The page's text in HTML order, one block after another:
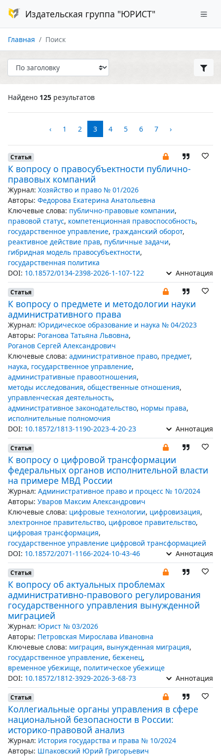
Издательская группа "ЮРИСТ"
Главная Поиск
Найдено 125 результатов
‹ 1 2 3 4 5 6 7 ›
Статья
К вопросу о правосубъектности публично-
правовых компаний
Журнал: Хозяйство и право № 01/2026
Авторы: Федорова Екатерина Анатольевна
Ключевые слова: публично-правовые компании,
правовой статус, компетенционная правоспособность,
государственное управление, гражданский оборот,
реактивное действие прав, публичные задачи,
гибридная модель правосубъектности,
государственная политика
DOI: 10.18572/0134-2398-2026-1-107-122 Аннотация
Статья
К вопросу о предмете и методологии науки
административного права
Журнал: Юридическое образование и наука № 04/2023
Авторы: Роганова Татьяна Львовна,
Роганов Сергей Александрович
Ключевые слова: административное право, предмет,
наука, государственное управление,
административные правоотношения,
методы исследования, общественные отношения,
управленческая деятельность,
административное законодательство, нормы права,
исполнительные полномочия
DOI: 10.18572/1813-1190-2023-4-20-23 Аннотация
Статья
К вопросу о цифровой трансформации
федеральных органов исполнительной власти
на примере МВД России
Журнал: Административное право и процесс № 10/2024
Авторы: Уваров Максим Александрович
Ключевые слова: цифровые технологии, цифровизация,
электронное правительство, цифровое правительство,
цифровая трансформация,
государственное управление цифровой трансформацией
DOI: 10.18572/2071-1166-2024-10-43-46 Аннотация
Статья
К вопросу об актуальных проблемах
административно-правового регулирования
государственного управления вынужденной
миграцией
Журнал: Юрист № 03/2026
Авторы: Петровская Мирослава Ивановна
Ключевые слова: миграция, вынужденная миграция,
государственное управление, беженец,
временное убежище, политическое убежище
DOI: 10.18572/1812-3929-2026-3-68-73 Аннотация
Статья
Коллегиальные органы управления в сфере
национальной безопасности в России:
историко-правовой анализ
Журнал: История государства и права № 10/2024
Авторы: Шпаковский Юрий Григорьевич